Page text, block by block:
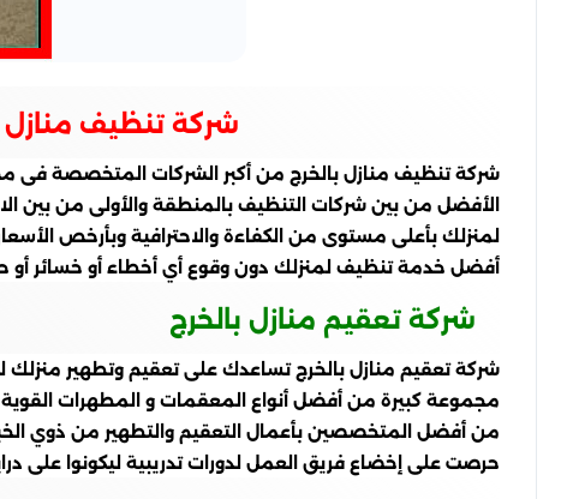
شركة تنظيف منازل
شركة تنظيف منازل بالخرج من أكبر الشركات المتخصصة فى
الأفضل من بين شركات التنظيف بالمنطقة والأولى من بين
لمنزلك بأعلى مستوى من الكفاءة والاحترافية وبأرخص
أفضل خدمة تنظيف لمنزلك دون وقوع أي أخطاء أو خسائر
شركة تعقيم منازل بالخرج
مجموعة كبيرة من أفضل أنواع المعقمات و المطهرات
من أفضل المتخصصين بأعمال التعقيم والتطهير من ذوي
حرصت على إخضاع فريق العمل لدورات تدريبية ليكونوا على